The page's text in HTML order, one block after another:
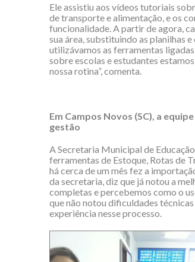
Ele assistiu aos vídeos tutoriais
de transporte e alimentação, e os
funcionalidade. A partir de agora,
sua área, substituindo as planilhas
utilizávamos as ferramentas
sobre escolas e estudantes
nossa rotina”, comenta.
Em Campos Novos (SC), a
gestão
A Secretaria Municipal de
ferramentas de Estoque, Rotas de
há cerca de um mês fez a
da secretaria, diz que já notou a
completas e percebemos como o
que não notou dificuldades
experiência nesse processo.